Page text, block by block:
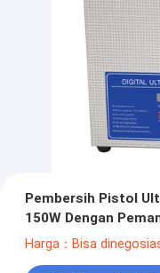
Pembersih Pistol
150W Dengan
Harga：Bisa